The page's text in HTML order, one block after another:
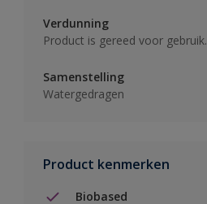
Verdunning
Product is gereed voor gebruik.
Samenstelling
Watergedragen
Product kenmerken
Biobased